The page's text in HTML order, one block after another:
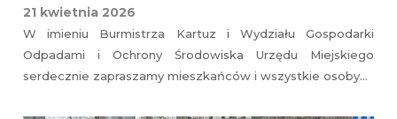
21 kwietnia 2026
W imieniu Burmistrza Kartuz i Wydziału Gospodarki
Odpadami i Ochrony Środowiska Urzędu Miejskiego
serdecznie zapraszamy mieszkańców i wszystkie osoby…